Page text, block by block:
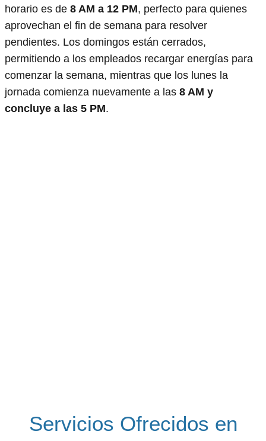
horario es de 8 AM a 12 PM, perfecto para quienes
aprovechan el fin de semana para resolver
pendientes. Los domingos están cerrados,
permitiendo a los empleados recargar energías para
comenzar la semana, mientras que los lunes la
jornada comienza nuevamente a las 8 AM y
concluye a las 5 PM.
Servicios Ofrecidos en